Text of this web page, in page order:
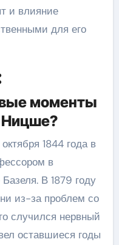
и влияние
для его
моменты
1844 года в
в
В 1879 году
из-за проблем со
случился нервный
оставшиеся годы